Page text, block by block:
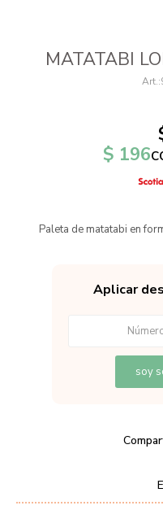
MATATABI
$ 196
Paleta de matatabi en
Aplicar
soy